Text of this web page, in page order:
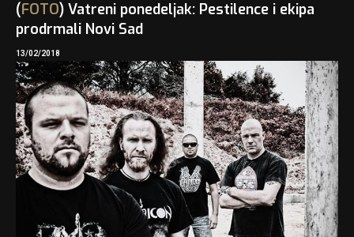
(FOTO) Vatreni ponedeljak: Pestilence i ekipa
prodrmali Novi Sad
13/02/2018